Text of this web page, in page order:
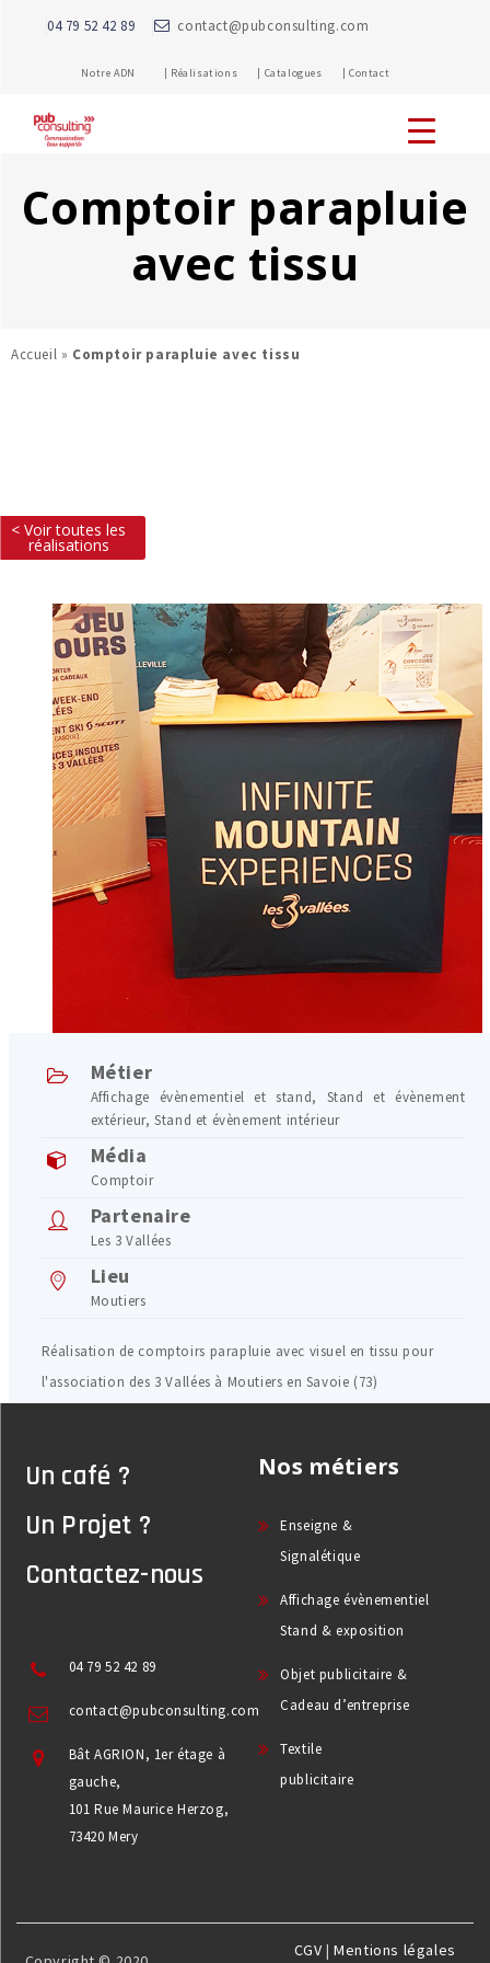
04 79 52 42 89 contact@pubconsulting.com
Notre ADN | Réalisations | Catalogues | Contact
Comptoir parapluie
avec tissu
Accueil » Comptoir parapluie avec tissu
< Voir toutes les
réalisations
Métier
Affichage évènementiel et stand, Stand et évènement
extérieur,Stand et évènement intérieur
Média
Comptoir
Partenaire
Les 3 Vallées
Lieu
Moutiers
Réalisation de comptoirs parapluie avec visuel en tissu pour
l'association des 3 Vallées à Moutiers en Savoie (73)
Un café ?
Un Projet ?
Contactez-nous
04 79 52 42 89
contact@pubconsulting.com
Bât AGRION, 1er étage à
gauche,
101 Rue Maurice Herzog,
73420 Mery
Nos métiers
Enseigne &
Signalétique
Affichage évènementiel
Stand & exposition
Objet publicitaire &
Cadeau d’entreprise
Textile
publicitaire
CGV |Mentions légales